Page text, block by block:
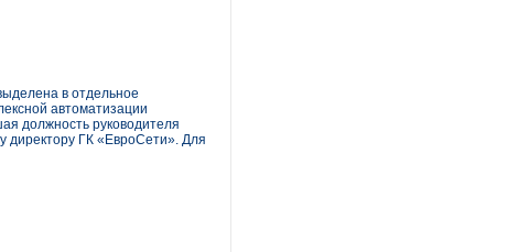
в отдельное
автоматизации
должность руководителя
директору ГК «ЕвроСети». Для